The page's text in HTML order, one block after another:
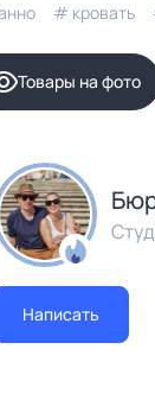
# кровать
Товары на фото
Написать